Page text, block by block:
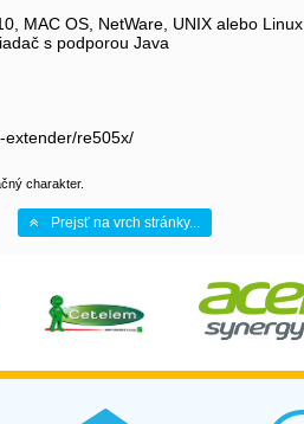
MAC OS, NetWare, UNIX alebo Linux
s podporou Java
extender/re505x/
charakter.
Prejsť na vrch stránky...